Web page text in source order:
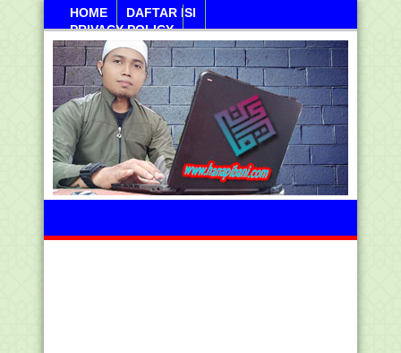
HOME
DAFTAR ISI
PRIVACY POLICY
Sanayan, 10 Agustus 2026